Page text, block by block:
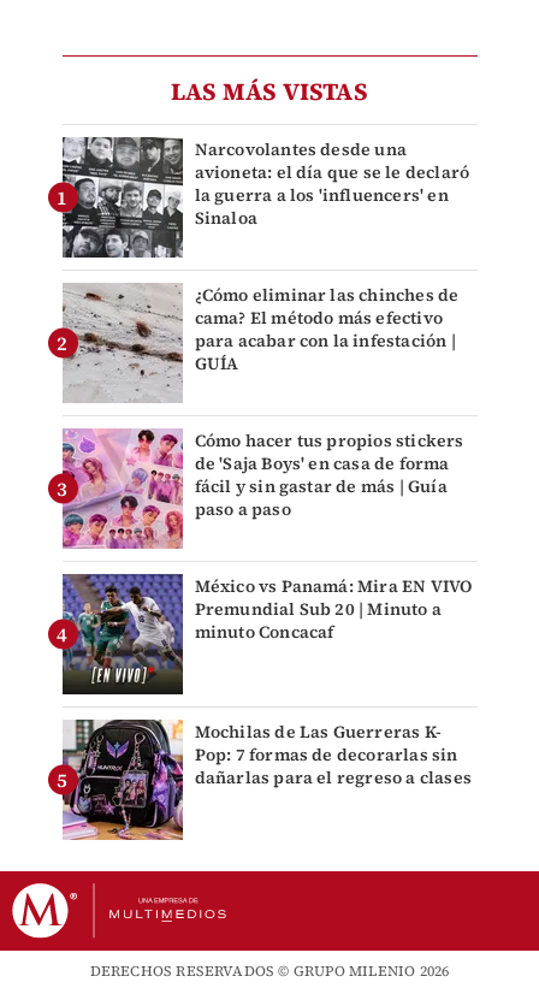
LAS MÁS VISTAS
Narcovolantes desde una
avioneta: el día que se le declaró
la guerra a los 'influencers' en
Sinaloa
¿Cómo eliminar las chinches de
cama? El método más efectivo
para acabar con la infestación |
GUÍA
Cómo hacer tus propios stickers
de 'Saja Boys' en casa de forma
fácil y sin gastar de más | Guía
paso a paso
México vs Panamá: Mira EN VIVO
Premundial Sub 20 | Minuto a
minuto Concacaf
Mochilas de Las Guerreras K-
Pop: 7 formas de decorarlas sin
dañarlas para el regreso a clases
DERECHOS RESERVADOS © GRUPO MILENIO 2026